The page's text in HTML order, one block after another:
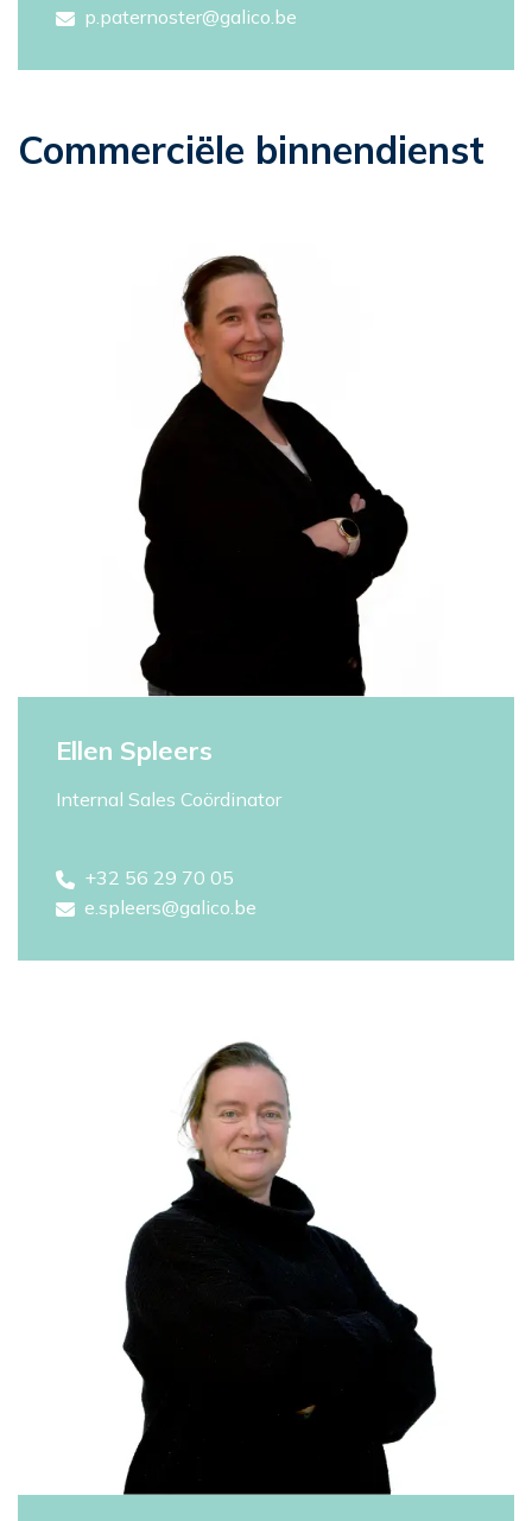
p.paternoster@galico.be
Commerciële binnendienst
Ellen Spleers
Internal Sales Coördinator
+32 56 29 70 05
e.spleers@galico.be